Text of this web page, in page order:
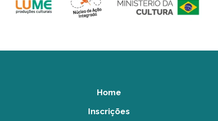
Home
Inscrições